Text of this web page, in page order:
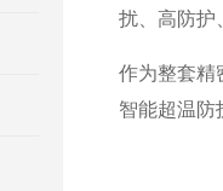
扰、高防护
作为整套精
智能超温防